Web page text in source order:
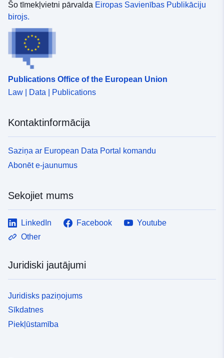
Šo tīmekļvietni pārvalda Eiropas Savienības Publikāciju
birojs.
Publications Office of the European Union
Law | Data | Publications
Kontaktinformācija
Saziņa ar European Data Portal komandu
Abonēt e-jaunumus
Sekojiet mums
LinkedIn Facebook
Youtube
Other
Juridiski jautājumi
Juridisks paziņojums
Sīkdatnes
Piekļūstamība